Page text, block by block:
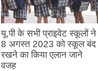
यू.पी के सभी प्राइवेट स्कूलों ने
8 अगस्त 2023 को स्कूल बंद
रखने का किया एलान जाने
वजह